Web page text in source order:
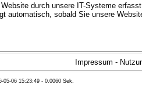
durch unsere IT-Systeme
automatisch, sobald Sie unsere
der Website zu
�ber Herkunft, Empf�nger und Zweck
Impressum -
05-06 15:23:49 - 0.0060 Sek.